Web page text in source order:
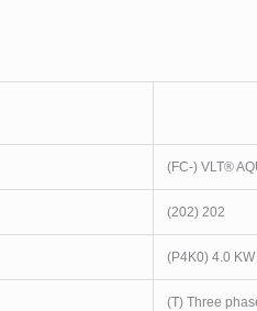
(FC-) VLT®
(202) 202
(P4K0) 4.0
(T) Three